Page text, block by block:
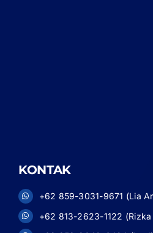
KONTAK
+62 859-3031-9671 (Lia
+62 813-2623-1122